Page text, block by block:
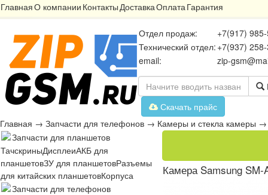
ГлавнаяО компании КонтактыДоставкаОплатаГарантия
Отдел продаж:
+7(917)
Технический отдел: +7(937)
email:
zip-
Скачать прайс
Главная → Запчасти для телефонов → Камеры и стекла камеры
Запчасти для планшетов
ТачскриныДисплеиАКБ для
планшетовЗУ для планшетовРазъемы
для китайских планшетовКорпуса
Запчасти для телефонов
Камера Samsung